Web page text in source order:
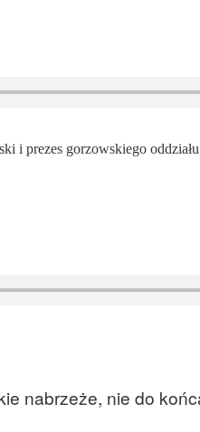
i prezes gorzowskiego
nabrzeże, nie do